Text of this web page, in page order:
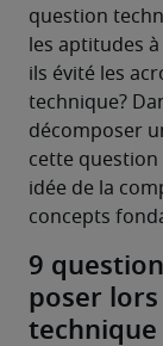
question
les aptitudes
ils évité les
technique?
décomposer
cette question
idée de la
concepts
9
poser lors
technique